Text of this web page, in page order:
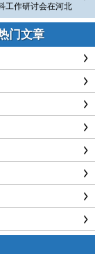
工作研讨会在河北
术大学顺利召开
门文章